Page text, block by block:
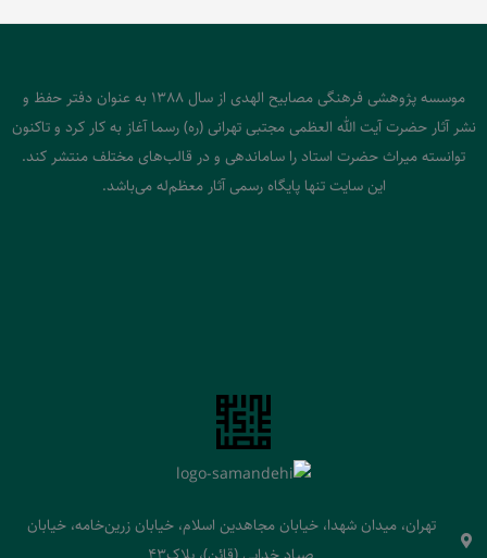
موسسه پژوهشی فرهنگی مصابیح الهدی از سال 1388 به عنوان دفتر حفظ و
نشر آثار حضرت آیت الله العظمی مجتبی تهرانی (ره) رسما آغاز به کار کرد و تاکنون
توانسته میراث حضرت استاد را ساماندهی و در قالب‌های مختلف منتشر کند.
این سایت تنها پایگاه رسمی آثار معظم‌له می‌باشد.
تهران، میدان شهدا، خیابان مجاهدین اسلام، خیابان زرین‌خامه، خیابان